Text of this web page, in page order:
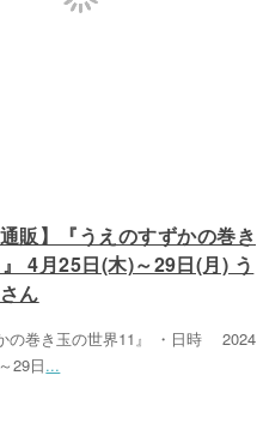
通販】『うえのすずかの巻き
4月25日(木)～29日(月) う
ん
の巻き玉の世界11』 ・日時 2024
29日...